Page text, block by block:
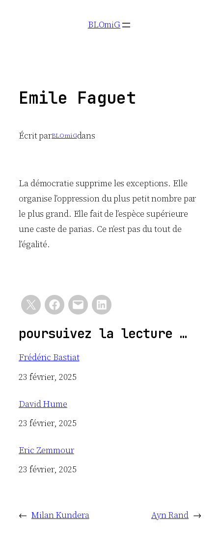
BLOmiG
Emile Faguet
Écrit parBLOmiGdans
La démocratie supprime les exceptions. Elle
organise l’oppression du plus petit nombre par
le plus grand. Elle fait de l’espèce supérieure
une caste de parias. Ce n’est pas du tout de
l’égalité.
poursuivez la lecture …
Frédéric Bastiat
Date
23 février, 2025
David Hume
Date
23 février, 2025
Eric Zemmour
Date
23 février, 2025
← Milan Kundera Ayn Rand →